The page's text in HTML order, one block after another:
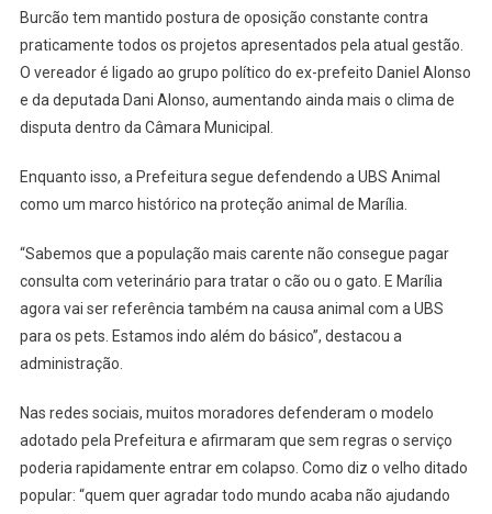
Burcão tem mantido postura de oposição constante contra
praticamente todos os projetos apresentados pela atual gestão.
O vereador é ligado ao grupo político do ex-prefeito Daniel Alonso
e da deputada Dani Alonso, aumentando ainda mais o clima de
disputa dentro da Câmara Municipal.
Enquanto isso, a Prefeitura segue defendendo a UBS Animal
como um marco histórico na proteção animal de Marília.
“Sabemos que a população mais carente não consegue pagar
consulta com veterinário para tratar o cão ou o gato. E Marília
agora vai ser referência também na causa animal com a UBS
para os pets. Estamos indo além do básico”, destacou a
administração.
Nas redes sociais, muitos moradores defenderam o modelo
adotado pela Prefeitura e afirmaram que sem regras o serviço
poderia rapidamente entrar em colapso. Como diz o velho ditado
popular: “quem quer agradar todo mundo acaba não ajudando